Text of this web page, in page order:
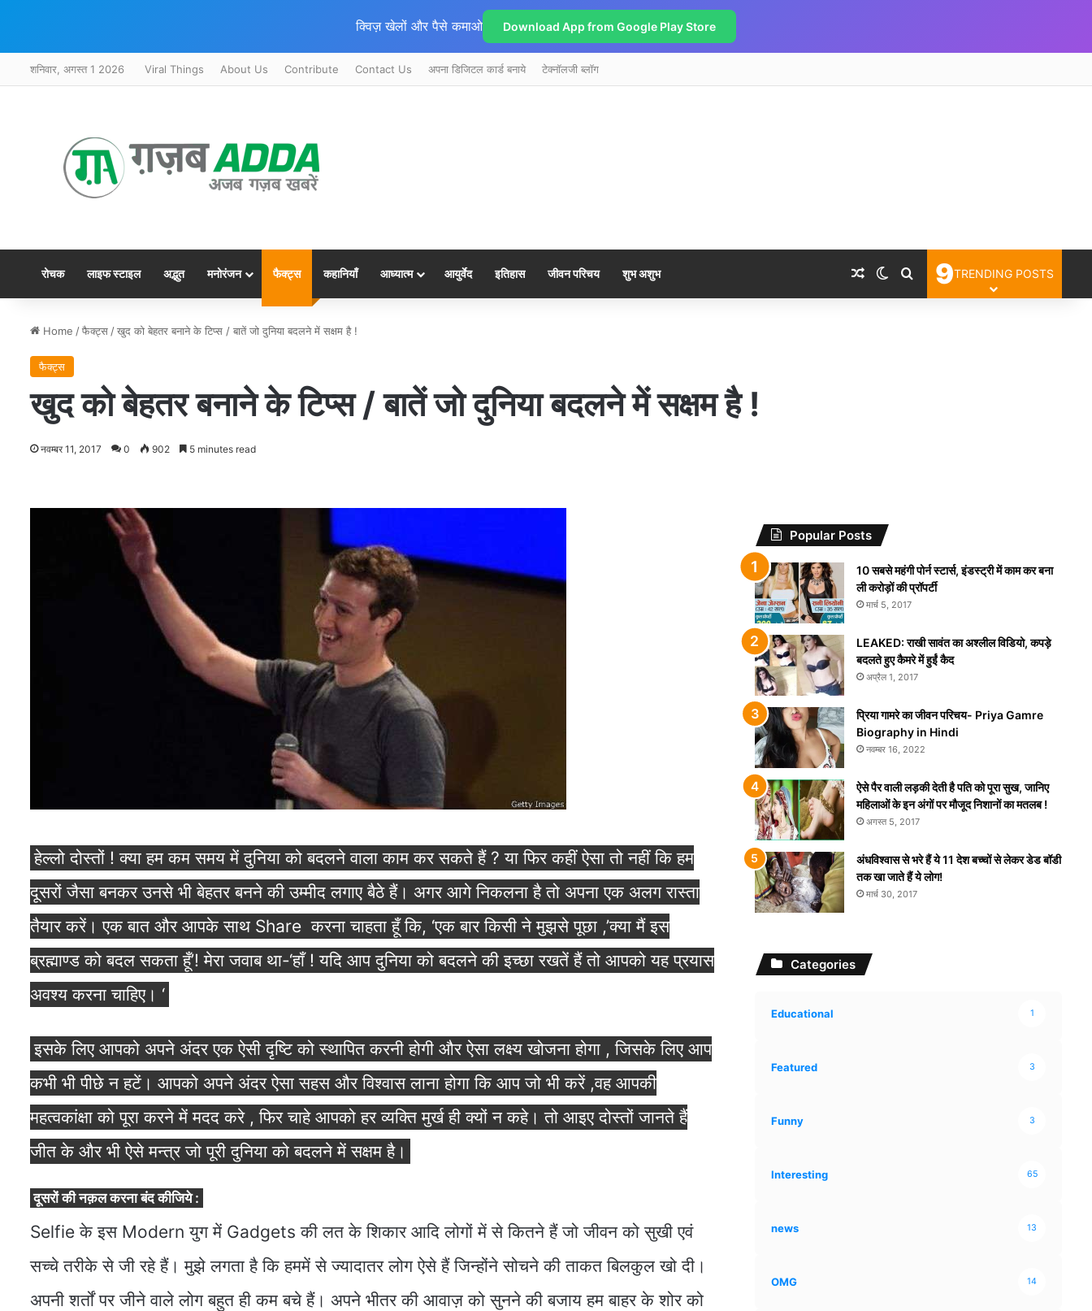
क्विज़ खेलों और पैसे कमाओ Download App from Google Play Store
शनिवार, अगस्त 1 2026 Viral Things About Us Contribute Contact Us अपना डिजिटल कार्ड बनाये टेक्नॉलजी ब्लॉग
रोचक लाइफ स्टाइल अद्भुत मनोरंजन फैक्ट्स कहानियाँ आध्यात्म आयुर्वेद इतिहास जीवन परिचय शुभ अशुभ Random Article
Switch skin
Search for
9TRENDING POSTS
Home /फैक्ट्स /खुद को बेहतर बनाने के टिप्स / बातें जो दुनिया बदलने में सक्षम है !
फैक्ट्स
खुद को बेहतर बनाने के टिप्स / बातें जो दुनिया बदलने में सक्षम है !
नवम्बर 11, 2017 0 902 5 minutes read
हेल्लो दोस्तों ! क्या हम कम समय में दुनिया को बदलने वाला काम कर सकते हैं ? या फिर कहीं ऐसा तो नहीं कि हम
दूसरों जैसा बनकर उनसे भी बेहतर बनने की उम्मीद लगाए बैठे हैं। अगर आगे निकलना है तो अपना एक अलग रास्ता
तैयार करें। एक बात और आपके साथ Share करना चाहता हूँ कि, ‘एक बार किसी ने मुझसे पूछा ,’क्या मैं इस
ब्रह्माण्ड को बदल सकता हूँ’! मेरा जवाब था-‘हाँ ! यदि आप दुनिया को बदलने की इच्छा रखतें हैं तो आपको यह प्रयास
अवश्य करना चाहिए। ‘
इसके लिए आपको अपने अंदर एक ऐसी दृष्टि को स्थापित करनी होगी और ऐसा लक्ष्य खोजना होगा , जिसके लिए आप
कभी भी पीछे न हटें। आपको अपने अंदर ऐसा सहस और विश्वास लाना होगा कि आप जो भी करें ,वह आपकी
महत्वकांक्षा को पूरा करने में मदद करे , फिर चाहे आपको हर व्यक्ति मुर्ख ही क्यों न कहे। तो आइए दोस्तों जानते हैं
जीत के और भी ऐसे मन्त्र जो पूरी दुनिया को बदलने में सक्षम है।
दूसरों की नक़ल करना बंद कीजिये :
Selfie के इस Modern युग में Gadgets की लत के शिकार आदि लोगों में से कितने हैं जो जीवन को सुखी एवं
सच्चे तरीके से जी रहे हैं। मुझे लगता है कि हममें से ज्यादातर लोग ऐसे हैं जिन्होंने सोचने की ताकत बिलकुल खो दी।
अपनी शर्तों पर जीने वाले लोग बहुत ही कम बचे हैं। अपने भीतर की आवाज़ को सुनने की बजाय हम बाहर के शोर को
Popular Posts
10 सबसे महंगी पोर्न स्टार्स, इंडस्ट्री में काम कर बना
ली करोड़ों की प्रॉपर्टी
मार्च 5, 2017
LEAKED: राखी सावंत का अश्लील विडियो, कपड़े
बदलते हुए कैमरे में हुईं कैद
अप्रैल 1, 2017
प्रिया गामरे का जीवन परिचय- Priya Gamre
Biography in Hindi
नवम्बर 16, 2022
ऐसे पैर वाली लड़की देती है पति को पूरा सुख, जानिए
महिलाओं के इन अंगों पर मौजूद निशानों का मतलब !
अगस्त 5, 2017
अंधविश्वास से भरे हैं ये 11 देश बच्चों से लेकर डेड बॉडी
तक खा जाते हैं ये लोग!
मार्च 30, 2017
Categories
Educational 1
Featured 3
Funny 3
Interesting 65
news 13
OMG 14